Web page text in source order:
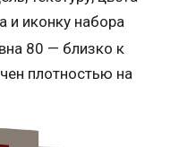
и иконку набора
80 — близко к
плотностью на